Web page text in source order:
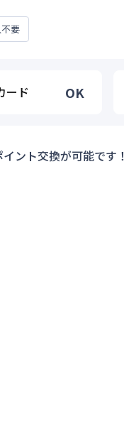
要
ード OK
ント交換が可能です！